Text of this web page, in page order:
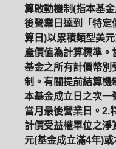
算啟動機制(指本基
後營業日達到「特定
算日)以累積類型美
產價值為計算標準。
基金之所有計價幣別
制。有關提前結算機
本基金成立日之次一
當月最後營業日。2.
計價受益權單位之淨
元(基金成立滿4年)